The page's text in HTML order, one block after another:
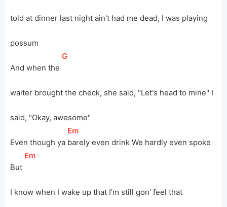
told at dinner last night ain't had me dead, I was playing
possum
And when the
[
G
waiter brought the check, she said, "Let's head to mine" I
said, "Okay, awesome"
Even though ya
[Em
barely even drink We hardly even spoke
But
[Em
I know when I wake up that I'm still gon' feel that